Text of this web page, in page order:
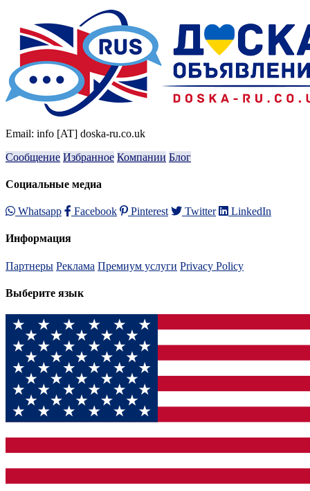
Email: info [AT] doska-ru.co.uk
Сообщение Избранное Компании Блог
Социальные медиа
Whatsapp Facebook Pinterest Twitter LinkedIn
Информация
Партнеры Реклама Премиум услуги Privacy Policy
Выберите язык